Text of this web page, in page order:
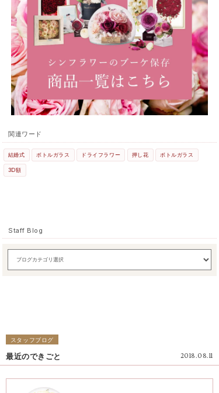
関連ワード
結婚式 ボトルガラス ドライフラワー 押し花 ボトルガラス
3D額
Staff Blog
スタッフブログ
2018.08.11
最近のできごと